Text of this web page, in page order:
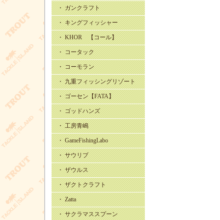
・ ガンクラフト
・ キングフィッシャー
・ KHOR 【コール】
・ コータック
・ コーモラン
・ 九重フィッシングリゾート
・ ゴーセン【FATA】
・ ゴッドハンズ
・ 工房青嶋
・ GameFishingLabo
・ サウリブ
・ ザウルス
・ ザクトクラフト
・ Zatta
・ サクラマススプーン